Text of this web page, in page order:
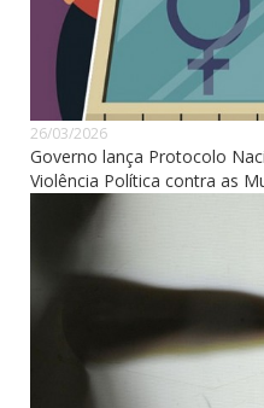
26/03/2026
Governo lança Protocolo
Violência Política contra as